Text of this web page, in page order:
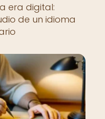
era digital:
de un idioma